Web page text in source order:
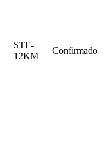
STE-
12KM
Confirmado